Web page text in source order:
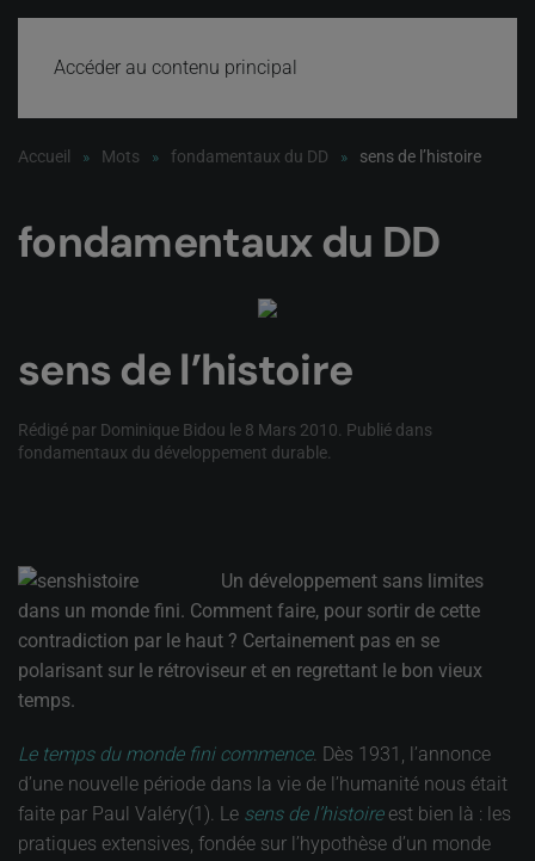
Accéder au contenu principal
Accueil Mots fondamentaux du DD sens de l’histoire
fondamentaux du DD
sens de l’histoire
Rédigé par Dominique Bidou le 8 Mars 2010 . Publié dans
fondamentaux du développement durable
Un développement sans limites
dans un monde fini. Comment faire, pour sortir de cette
contradiction par le haut ? Certainement pas en se
polarisant sur le rétroviseur et en regrettant le bon vieux
temps.
Le temps du monde fini commence. Dès 1931, l’annonce
d’une nouvelle période dans la vie de l’humanité nous était
faite par Paul Valéry(1). Le sens de l’histoireest bien là : les
pratiques extensives, fondée sur l’hypothèse d’un monde